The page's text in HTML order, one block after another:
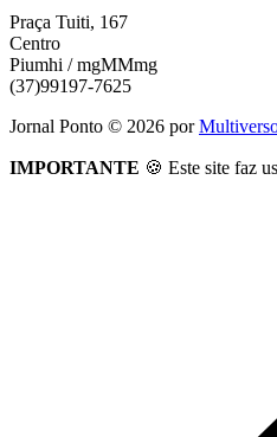
Praça Tuiti, 167
Centro
Piumhi / mgMMmg
(37)99197-7625
Jornal Ponto © 2026 por
IMPORTANTE 🍪 Este site faz